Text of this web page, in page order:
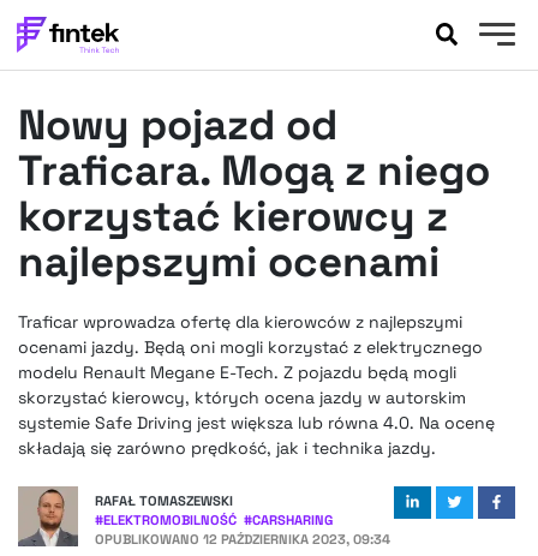
BANKOWOŚĆ
EVENTY
FELIETONY
WYWIADY
LEGAL
FINTEKEXTRA
OKIEM EKSPERTA
Nowy pojazd od
Traficara. Mogą z niego
korzystać kierowcy z
najlepszymi ocenami
Traficar wprowadza ofertę dla kierowców z najlepszymi
ocenami jazdy. Będą oni mogli korzystać z elektrycznego
modelu Renault Megane E-Tech. Z pojazdu będą mogli
skorzystać kierowcy, których ocena jazdy w autorskim
systemie Safe Driving jest większa lub równa 4.0. Na ocenę
składają się zarówno prędkość, jak i technika jazdy.
RAFAŁ TOMASZEWSKI
#ELEKTROMOBILNOŚĆ #CARSHARING
OPUBLIKOWANO 12 PAŹDZIERNIKA 2023, 09:34